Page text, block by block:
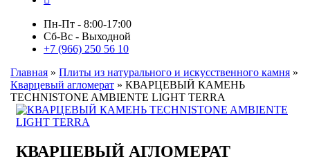
Пн-Пт - 8:00-17:00
Сб-Вс - Выходной
+7 (966) 250 56 10
Главная » Плиты из натурального и искусственного камня »
Кварцевый агломерат » КВАРЦЕВЫЙ КАМЕНЬ
TECHNISTONE AMBIENTE LIGHT TERRA
КВАРЦЕВЫЙ АГЛОМЕРАТ